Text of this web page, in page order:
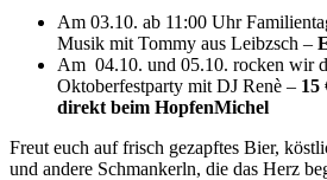
Am 03.10. ab 11:00 Uhr
Musik mit Tommy aus Leibzsch –
Am 04.10. und 05.10. rocken wir
Oktoberfestparty mit DJ Renè – 15
direkt beim HopfenMichel
Freut euch auf frisch gezapftes Bier,
und andere Schmankerln, die das Herz